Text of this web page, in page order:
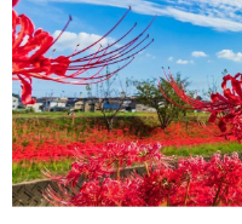
Последние
В деталях
Факты о Японии